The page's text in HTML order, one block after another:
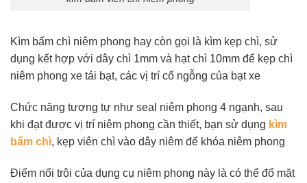
Kìm bấm chì niêm phong hay còn gọi là kìm kẹp chì, sử
dụng kết hợp với dây chì 1mm và hạt chì 10mm để kẹp chì
niêm phong xe tải bạt, các vị trí cổ ngỗng của bạt xe
Chức năng tương tự như seal niêm phong 4 ngạnh, sau
khi đạt được vị trí niêm phong cần thiết, bạn sử dụng kìm
bấm chì, kẹp viên chì vào dây niêm để khóa niêm phong
Điểm nổi trội của dụng cụ niêm phong này là có thể đổ mặt